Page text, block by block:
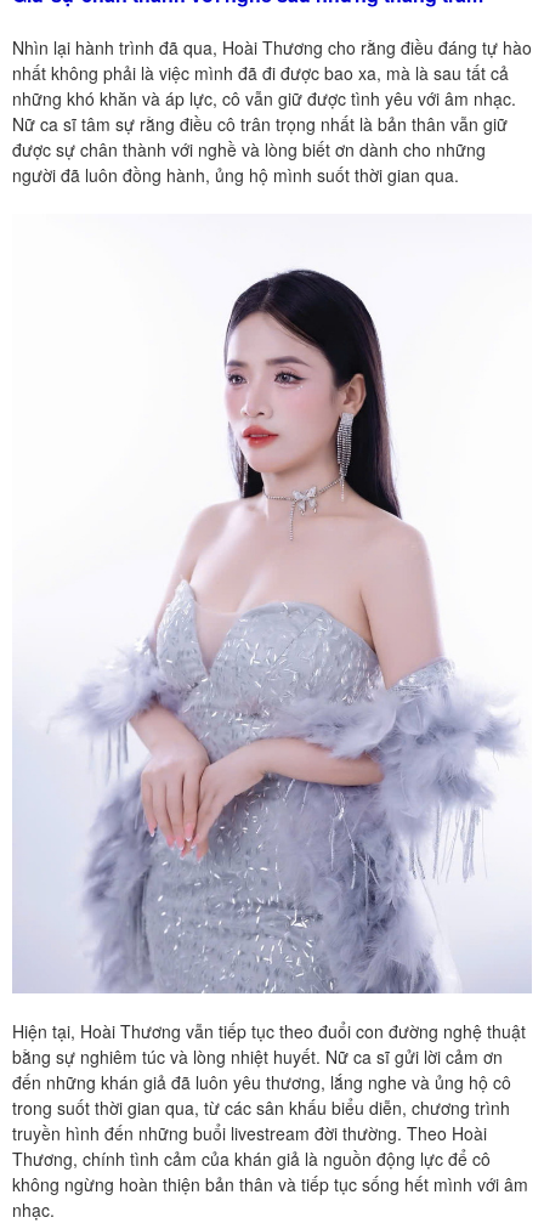
Nhìn lại hành trình đã qua, Hoài Thương cho rằng điều đáng tự hào
nhất không phải là việc mình đã đi được bao xa, mà là sau tất cả
những khó khăn và áp lực, cô vẫn giữ được tình yêu với âm nhạc.
Nữ ca sĩ tâm sự rằng điều cô trân trọng nhất là bản thân vẫn giữ
được sự chân thành với nghề và lòng biết ơn dành cho những
người đã luôn đồng hành, ủng hộ mình suốt thời gian qua.
Hiện tại, Hoài Thương vẫn tiếp tục theo đuổi con đường nghệ thuật
bằng sự nghiêm túc và lòng nhiệt huyết. Nữ ca sĩ gửi lời cảm ơn
đến những khán giả đã luôn yêu thương, lắng nghe và ủng hộ cô
trong suốt thời gian qua, từ các sân khấu biểu diễn, chương trình
truyền hình đến những buổi livestream đời thường. Theo Hoài
Thương, chính tình cảm của khán giả là nguồn động lực để cô
không ngừng hoàn thiện bản thân và tiếp tục sống hết mình với âm
nhạc.